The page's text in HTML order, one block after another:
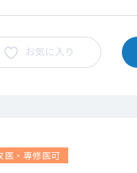
お気に入り
医・専修医可